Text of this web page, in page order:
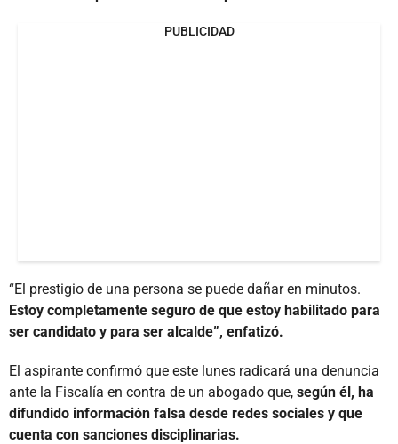
PUBLICIDAD
“El prestigio de una persona se puede dañar en minutos.
Estoy completamente seguro de que estoy habilitado para
ser candidato y para ser alcalde”, enfatizó.
El aspirante confirmó que este lunes radicará una denuncia
ante la Fiscalía en contra de un abogado que, según él, ha
difundido información falsa desde redes sociales y que
cuenta con sanciones disciplinarias.